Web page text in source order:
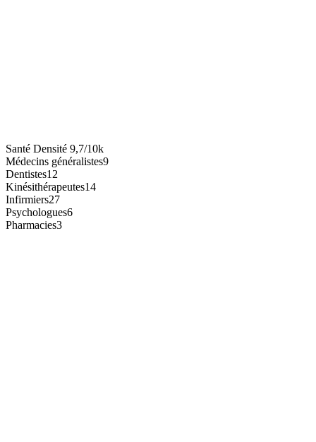
Santé Densité 9,7/10k
Médecins généralistes9
Dentistes12
Kinésithérapeutes14
Infirmiers27
Psychologues6
Pharmacies3